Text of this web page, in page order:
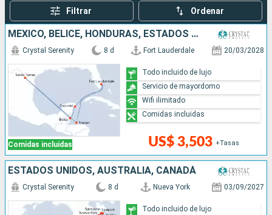
Filtrar Ordenar
MÉXICO, BELICE, HONDURAS, ESTADOS UNIDOS
Comidas incluidas
Crystal Serenity 8 d Fort Lauderdale 20/03/2028
US$ 3,503 +Tasas
Todo incluido de lujo
Servicio de mayordomo
Wifi ilimitado
Comidas incluidas
ESTADOS UNIDOS, AUSTRALIA, CANADÁ
Crystal Serenity 8 d Nueva York 03/09/2027
Todo incluido de lujo